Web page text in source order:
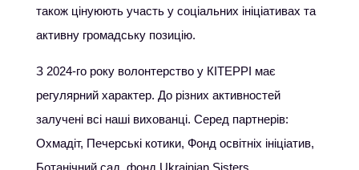
також цінуюють участь у соціальних ініціативах та
активну громадську позицію.
З 2024-го року волонтерство у КІТЕРРІ має
регулярний характер. До різних активностей
залучені всі наші вихованці. Серед партнерів:
Охмадіт, Печерські котики, Фонд освітніх ініціатив,
Ботанічний сад, фонд Ukrainian Sisters.